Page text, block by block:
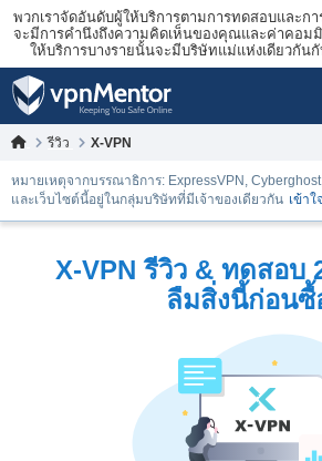
พวกเราจัดอันดับผู้ให้บริการตามการทดสอบและก
จะมีการคำนึงถึงความคิดเห็นของคุณและค่าคอม
ให้บริการบางรายนั้นจะมีบริษัทแม่แห่งเดียวกันกั
รีวิว X-VPN
หมายเหตุจากบรรณาธิการ: ExpressVPN,
และเว็บไซต์นี้อยู่ในกลุ่มบริษัทที่มีเจ้าของเดียวกัน เข้าใ
X-VPN รีวิว & ทดสอบ
ลืมสิ่งนี้ก่อนซื้